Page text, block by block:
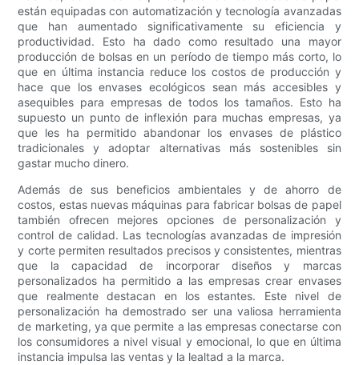
están equipadas con automatización y tecnología avanzadas
que han aumentado significativamente su eficiencia y
productividad. Esto ha dado como resultado una mayor
producción de bolsas en un período de tiempo más corto, lo
que en última instancia reduce los costos de producción y
hace que los envases ecológicos sean más accesibles y
asequibles para empresas de todos los tamaños. Esto ha
supuesto un punto de inflexión para muchas empresas, ya
que les ha permitido abandonar los envases de plástico
tradicionales y adoptar alternativas más sostenibles sin
gastar mucho dinero.
Además de sus beneficios ambientales y de ahorro de
costos, estas nuevas máquinas para fabricar bolsas de papel
también ofrecen mejores opciones de personalización y
control de calidad. Las tecnologías avanzadas de impresión
y corte permiten resultados precisos y consistentes, mientras
que la capacidad de incorporar diseños y marcas
personalizados ha permitido a las empresas crear envases
que realmente destacan en los estantes. Este nivel de
personalización ha demostrado ser una valiosa herramienta
de marketing, ya que permite a las empresas conectarse con
los consumidores a nivel visual y emocional, lo que en última
instancia impulsa las ventas y la lealtad a la marca.